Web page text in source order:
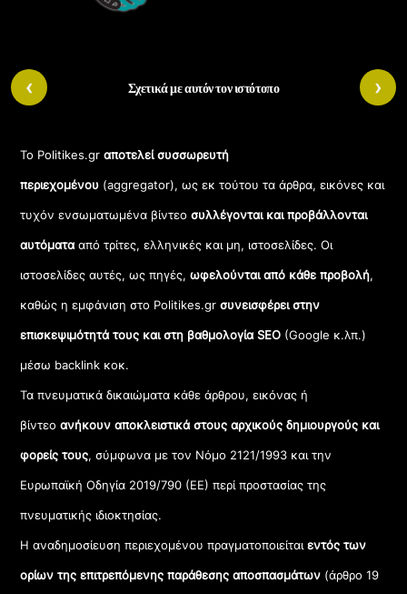
Σχετικά με αυτόν τον ιστότοπο
Το Politikes.grαποτελεί συσσωρευτή
περιεχομένου (aggregator), ως εκ τούτου τα άρθρα, εικόνες και
τυχόν ενσωματωμένα βίντεοσυλλέγονται και προβάλλονται
αυτόματααπό τρίτες, ελληνικές και μη, ιστοσελίδες. Οι
ιστοσελίδες αυτές, ως πηγές,ωφελούνται από κάθε προβολή,
καθώς η εμφάνιση στο Politikes.gr συνεισφέρει στην
επισκεψιμότητά τους και στη βαθμολογία SEO (Google κ.λπ.)
μέσω backlink κοκ.
Τα πνευματικά δικαιώματα κάθε άρθρου, εικόνας ή
βίντεοανήκουν αποκλειστικά στους αρχικούς δημιουργούς και
φορείς τους, σύμφωνα με τον Νόμο 2121/1993 και την
Ευρωπαϊκή Οδηγία 2019/790 (ΕΕ) περί προστασίας της
πνευματικής ιδιοκτησίας.
Η αναδημοσίευση περιεχομένου πραγματοποιείταιεντός των
ορίων της επιτρεπόμενης παράθεσης αποσπασμάτων (άρθρο 19
‹ ›